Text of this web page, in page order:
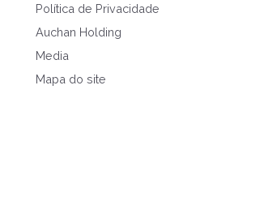
Política de Privacidade
Auchan Holding
Media
Mapa do site